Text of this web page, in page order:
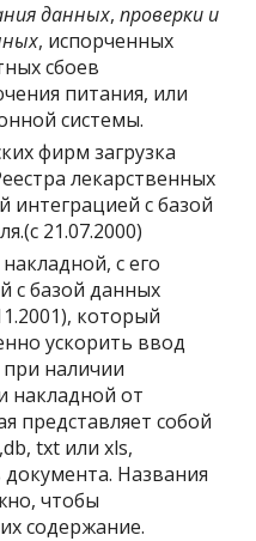
данных,проверки и
, испорченных
сбоев
питания, или
системы.
фирм загрузка
лекарственных
интеграцией с базой
21.07.2000)
с его
с базой данных
который
ускорить ввод
наличии
накладной от
представляет собой
txt или xls,
Названия
чтобы
содержание.